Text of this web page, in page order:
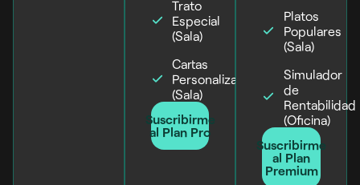
Trato
Especial
(Sala)
Cartas
Personalizadas
(Sala)
Suscribirme
al Plan Pro
Platos
Populares
(Sala)
Simulador
de
Rentabilidad
(Oficina)
Suscribirme
al Plan
Premium